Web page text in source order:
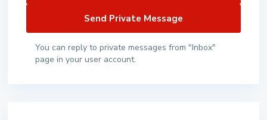
You can reply to private messages from "Inbox"
page in your user account.